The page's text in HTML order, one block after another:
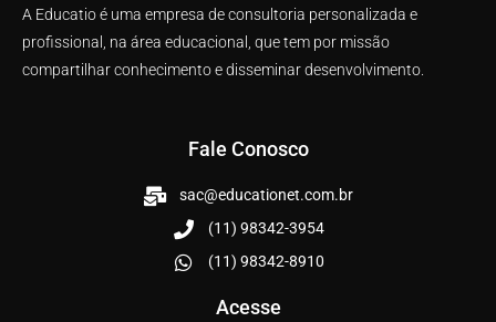
A Educatio é uma empresa de consultoria personalizada e
profissional, na área educacional, que tem por missão
compartilhar conhecimento e disseminar desenvolvimento.
Fale Conosco
sac@educationet.com.br
(11) 98342-3954
(11) 98342-8910
Acesse